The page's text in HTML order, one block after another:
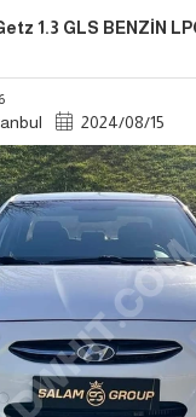
1.3 GLS BENZİN
2024/08/15